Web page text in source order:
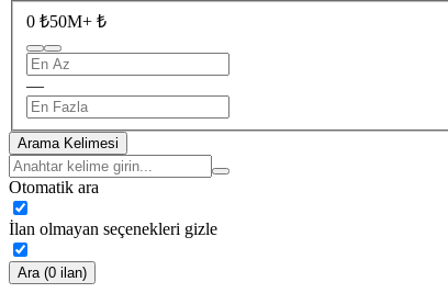
0 ₺50M+ ₺
—
Arama Kelimesi
Otomatik ara
İlan olmayan seçenekleri gizle
Ara (0 ilan)